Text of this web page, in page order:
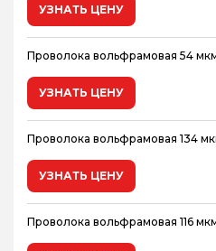
УЗНАТЬ ЦЕНУ
Проволока вольфрамовая 54
УЗНАТЬ ЦЕНУ
Проволока вольфрамовая 134
УЗНАТЬ ЦЕНУ
Проволока вольфрамовая 116